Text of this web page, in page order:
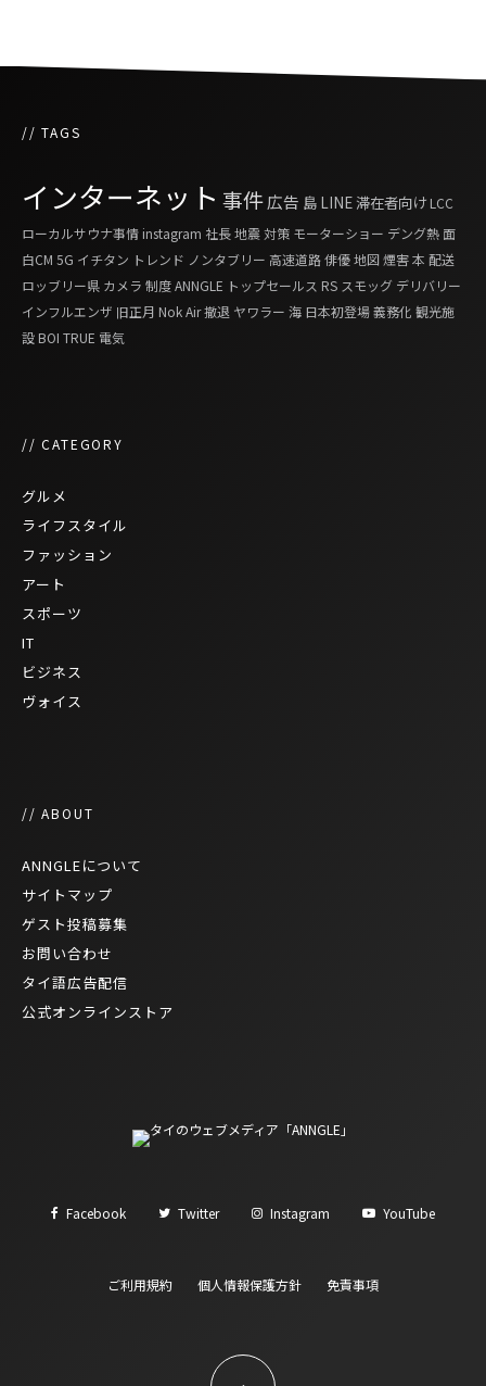
// TAGS
インターネット 事件広告 島 LINE滞在者向け LCC
ローカルサウナ事情instagram 社長地震対策 モーターショー デング熱 面
白CM 5G イチタン トレンド ノンタブリー 高速道路俳優地図煙害本 配送
ロッブリー県 カメラ 制度ANNGLE トップセールス RS スモッグ デリバリー
インフルエンザ 旧正月 Nok Air撤退 ヤワラー 海 日本初登場義務化 観光施
設 BOI TRUE 電気
// CATEGORY
グルメ
ライフスタイル
ファッション
アート
スポーツ
IT
ビジネス
ヴォイス
// ABOUT
ANNGLEについて
サイトマップ
ゲスト投稿募集
お問い合わせ
タイ語広告配信
公式オンラインストア
Facebook Twitter Instagram YouTube
ご利用規約 個人情報保護方針 免責事項